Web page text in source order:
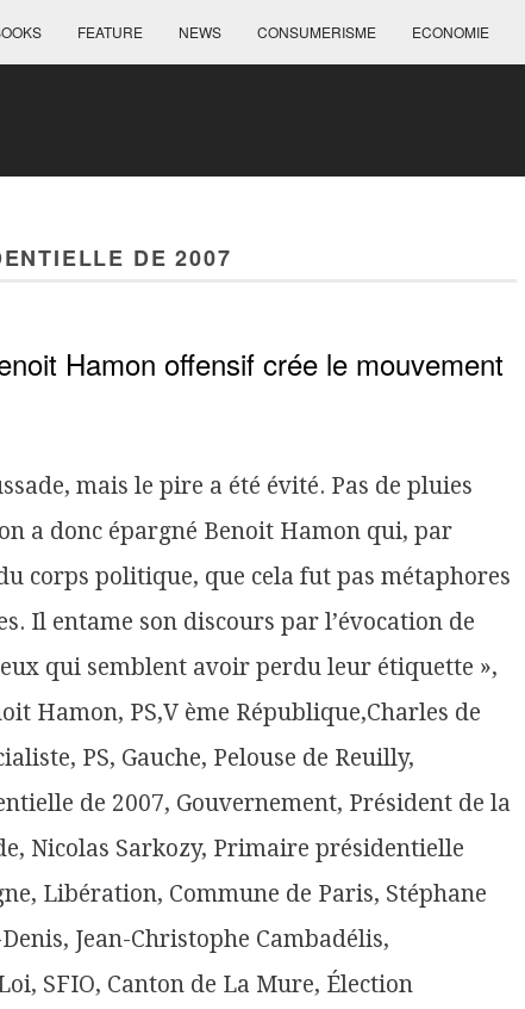
FEATURE NEWS CONSUMERISME ECONOMIE
DE 2007
Hamon offensif crée le mouvement
mais le pire a été évité. Pas de pluies
a donc épargné Benoit Hamon qui, par
corps politique, que cela fut pas métaphores
Il entame son discours par l’évocation de
qui semblent avoir perdu leur étiquette »,
Hamon, PS,V ème République,Charles de
PS, Gauche, Pelouse de Reuilly,
de 2007, Gouvernement, Président de la
Nicolas Sarkozy, Primaire présidentielle
Libération, Commune de Paris, Stéphane
Jean-Christophe Cambadélis,
SFIO, Canton de La Mure, Élection